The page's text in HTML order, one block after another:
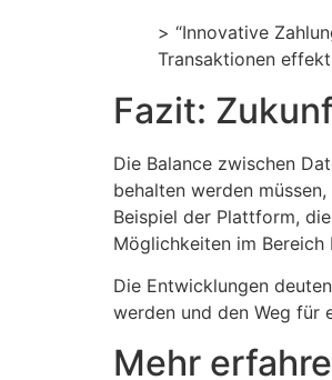
> “Innovative
Transaktionen
Fazit:
Die Balance zwischen
behalten werden
Beispiel der Plattform,
Möglichkeiten im Bereich
Die Entwicklungen
werden und den Weg für
Mehr